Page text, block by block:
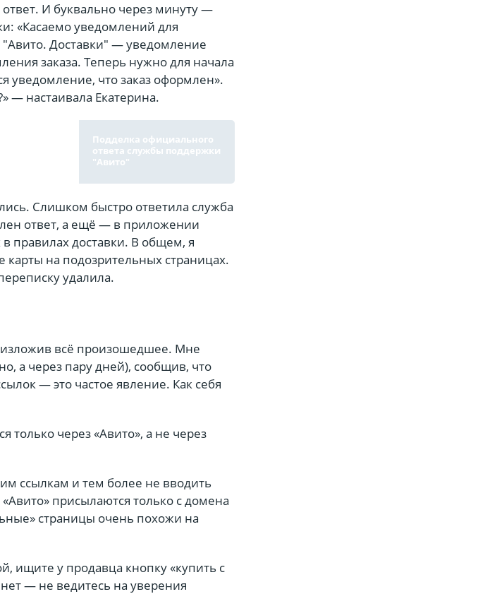
И буквально через минуту —
«Касаемо уведомлений для
Доставки" — уведомление
заказа. Теперь нужно для начала
уведомление, что заказ оформлен».
— настаивала Екатерина.
Подделка официального
ответа службы поддержки
"Авито"
Слишком быстро ответила служба
ответ, а ещё — в приложении
правилах доставки. В общем, я
карты на подозрительных страницах.
удалила.
изложив всё произошедшее. Мне
а через пару дней), сообщив, что
— это частое явление. Как себя
через «Авито», а не через
ссылкам и тем более не вводить
присылаются только с домена
страницы очень похожи на
ищите у продавца кнопку «купить с
— не ведитесь на уверения